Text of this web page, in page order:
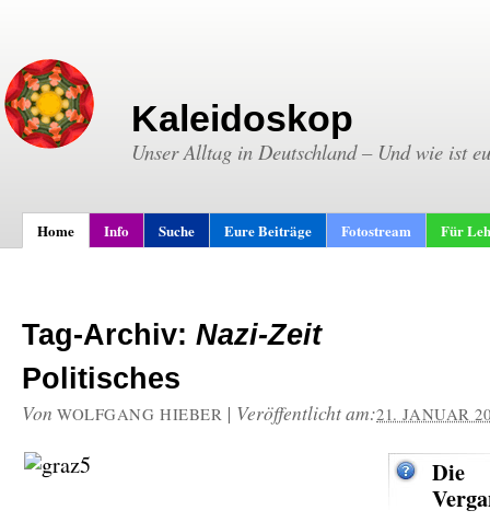
Kaleidoskop
Unser Alltag in Deutschland – Und wie ist
Home Info Suche Eure Beiträge Fotostream Für
Tag-Archiv: Nazi-Zeit
Politisches
Von WOLFGANG HIEBER | Veröffentlicht am:21. JANUAR
Die